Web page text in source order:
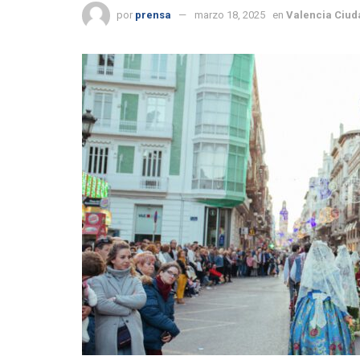
por prensa marzo 18, 2025 en Valencia